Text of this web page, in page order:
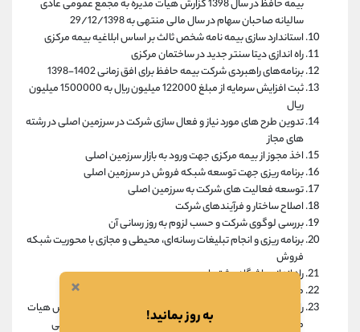
بیمه حافظ در سال 1398 گزارش هیات مدیره به مجمع عمومی عادی
سالیانه صاحبان سهام در سال مالی منتهی به 29/12/1398
استاندارد سازی بیمه نامه شخص ثالث بر اساس ابلاغیه بیمه مرکزی
راه اندازی دیتا سنتر جدید در ساختمان مرکزی
برنامه‌های راهبردی شرکت بیمه حافظ برای افق زمانی 1402-1398
ثبت افزایش سرمایه از مبلغ 122000 میلیون ریال به 1500000 میلیون
ریال
تدوین طرح های مورد نیاز و فعال سازی شرکت در سرزمین اصلی در رشته
های مجاز
اخذ مجوز از بیمه مرکزی جهت ورود به بازار سرزمین اصلی
برنامه ریزی جهت توسعه شبکه فروش در سرزمین اصلی
توسعه فعالیت های شرکت به سرزمین اصلی
اصلاح ساختار و فرآیندهای شرکت
بررسی لوگوی شرکت و حسب لزوم به روز رسانی آن
برنامه ریزی و انجام تبلیغات رسانه‌ای، محیطی و مجازی با محوریت شبکه
فروش
راه اندازی باشگاه مشتریان
طراحی و پیاده سازی نظام مدیریت ریسک
راه اندازی و توسعه سامانه فروش و پرداخت خسارت آنلاین گزارش هیات
مدیره به مجمع عمومی عادی سالیانه صاحبان سهام در سال مالی
×
به روز بمانید!